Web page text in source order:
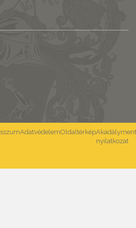
AdatvédelemOldaltérkép
nyilatkozat